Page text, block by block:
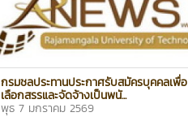
กรมชลประทานประกาศรับสมัครบุคคลเพื่อ
เลือกสรรและจัดจ้างเป็นพนั...
พุธ 7 มกราคม 2569